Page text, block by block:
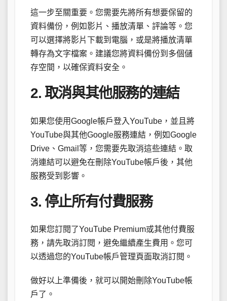
這一步至關重要。您需要先將所有想要保留的
資料備份，例如影片、播放清單、評論等。您
可以選擇將影片下載到電腦，或是將播放清單
轉存為文字檔案。建議您將資料備份到多個儲
存空間，以確保資料安全。
2. 取消與其他服務的連結
如果您使用Google帳戶登入YouTube，並且將
YouTube與其他Google服務連結，例如Google
Drive、Gmail等，您需要先取消這些連結。取
消連結可以避免在刪除YouTube帳戶後，其他
服務受到影響。
3. 停止所有付費服務
如果您訂閱了YouTube Premium或其他付費服
務，請先取消訂閱，避免繼續產生費用。您可
以透過您的YouTube帳戶管理頁面取消訂閱。
做好以上準備後，就可以開始刪除YouTube帳
戶了。